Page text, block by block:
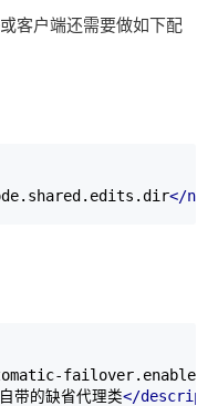
客户端还需要做如下配
</
failover.enabled
带的缺省代理类
</